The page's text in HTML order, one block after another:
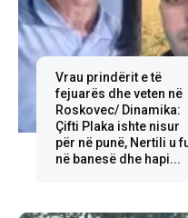
Vrau prindërit e të
fejuarës dhe veten në
Roskovec/ Dinamika:
Çifti Plaka ishte nisur
për në punë, Nertili u
në banesë dhe hapi...